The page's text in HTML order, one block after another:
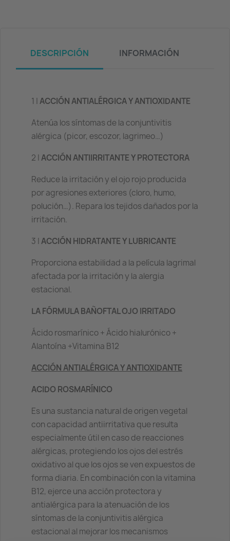
DESCRIPCIÓN INFORMACIÓN
1 |ACCIÓN ANTIALÉRGICA Y ANTIOXIDANTE
Atenúa los síntomas de la conjuntivitis
alérgica (picor, escozor, lagrimeo…)
2 |ACCIÓN ANTIIRRITANTE Y PROTECTORA
Reduce la irritación y el ojo rojo producida
por agresiones exteriores (cloro, humo,
polución…). Repara los tejidos dañados por la
irritación.
3 |ACCIÓN HIDRATANTE Y LUBRICANTE
Proporciona estabilidad a la película lagrimal
afectada por la irritación y la alergia
estacional.
LA FÓRMULA BAÑOFTAL OJO IRRITADO
Ácido rosmarínico + Ácido hialurónico +
Alantoína +Vitamina B12
ACCIÓN ANTIALÉRGICA Y ANTIOXIDANTE
ACIDO ROSMARÍNICO
Es una sustancia natural de origen vegetal
con capacidad antiirritativa que resulta
especialmente útil en caso de reacciones
alérgicas, protegiendo los ojos del estrés
oxidativo al que los ojos se ven expuestos de
forma diaria. En combinación con la vitamina
B12, ejerce una acción protectora y
antialérgica para la atenuación de los
síntomas de la conjuntivitis alérgica
estacional al mejorar los mecanismos